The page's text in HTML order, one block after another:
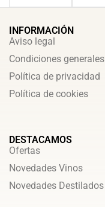
INFORMACIÓN
Aviso legal
Condiciones generales
Política de privacidad
Política de cookies
DESTACAMOS
Ofertas
Novedades Vinos
Novedades Destilados